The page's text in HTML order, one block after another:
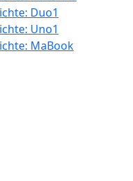
Duo1
Uno1
MaBook